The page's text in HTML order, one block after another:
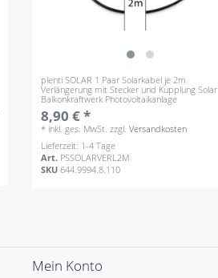
plenti SOLAR 1 Paar Solarkabel je 2m
Verlängerung mit Stecker und Kupplung Solar
Balkonkraftwerk Photovoltaikanlage
8,90 € *
* inkl. ges. MwSt. zzgl.Versandkosten
Lieferzeit: 1-4 Tage
Art. PSSOLARVERL2M
SKU644.9994.8.110
Mein Konto